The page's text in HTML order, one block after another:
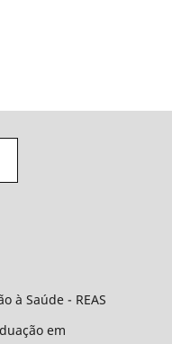
à Saúde - REAS
em